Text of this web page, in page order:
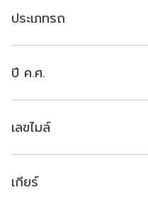
2023
72,000 ออโต้ 2023
฿2,890,000
ประเภทรถ
ปี ค.ศ.
เลขไมล์
เกียร์